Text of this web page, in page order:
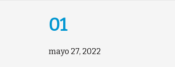
01
mayo 27, 2022